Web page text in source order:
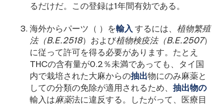
るだけだ。この登録は1年間有効である。
海外からパーツ（ ）を輸入 するには、 植物繁殖
法（B.E.2518）および植物検疫法（B.E.2507）
に従って許可を得る必要があります。たとえ
THCの含有量が0.2％未満であっても、タイ国
内で栽培された大麻からの抽出物にのみ麻薬と
しての分類の免除が適用されるため、 抽出物の
輸入は麻薬法に違反する。したがって、医療目